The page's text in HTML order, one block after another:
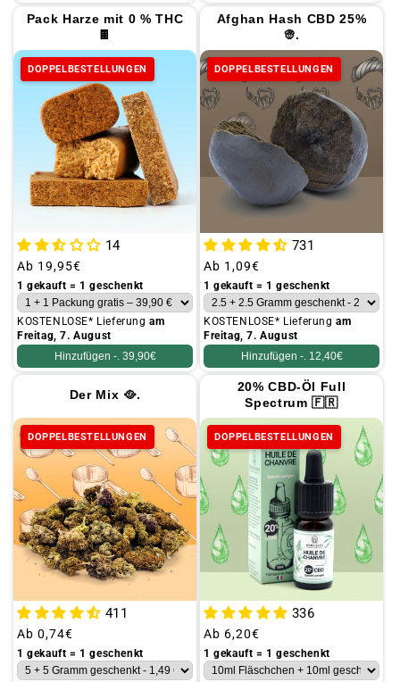
Pack Harze mit 0 % THC
🍫
DOPPELBESTELLUNGEN
14
Üblicher
Preis
Ab 19,95€
1 gekauft = 1 geschenkt
KOSTENLOSE* Lieferungam
Freitag, 7. August
Hinzufügen -. 39,90€
Afghan Hash CBD 25%
👳.
DOPPELBESTELLUNGEN
731
Üblicher
Preis
Ab 1,09€
1 gekauft = 1 geschenkt
KOSTENLOSE* Lieferungam
Freitag, 7. August
Hinzufügen -. 12,40€
Der Mix 🥘.
DOPPELBESTELLUNGEN
411
Üblicher
Preis
Ab 0,74€
1 gekauft = 1 geschenkt
20% CBD-Öl Full
Spectrum 🇫🇷
DOPPELBESTELLUNGEN
336
Üblicher
Preis
Ab 6,20€
1 gekauft = 1 geschenkt